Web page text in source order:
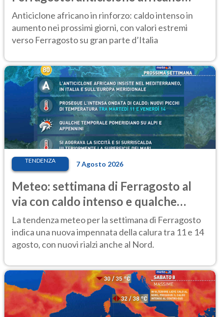
ancora protagonista
Anticiclone africano in rinforzo: caldo intenso in
aumento nei prossimi giorni, con valori estremi
verso Ferragosto su gran parte d’Italia
TENDENZA 7 Agosto 2026
Meteo: settimana di Ferragosto al
via con caldo intenso e qualche
temporale
La tendenza meteo per la settimana di Ferragosto
indica una nuova impennata della calura tra 11 e 14
agosto, con nuovi rialzi anche al Nord.